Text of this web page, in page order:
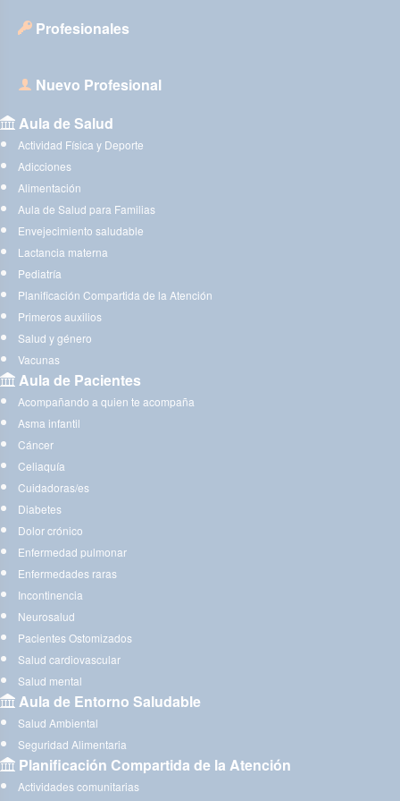
Profesionales
Nuevo Profesional
Aula de Salud
Actividad Física y Deporte
Adicciones
Alimentación
Aula de Salud para Familias
Envejecimiento saludable
Lactancia materna
Pediatría
Planificación Compartida de la Atención
Primeros auxilios
Salud y género
Vacunas
Aula de Pacientes
Acompañando a quien te acompaña
Asma infantil
Cáncer
Celiaquía
Cuidadoras/es
Diabetes
Dolor crónico
Enfermedad pulmonar
Enfermedades raras
Incontinencia
Neurosalud
Pacientes Ostomizados
Salud cardiovascular
Salud mental
Aula de Entorno Saludable
Salud Ambiental
Seguridad Alimentaria
Planificación Compartida de la Atención
Actividades comunitarias